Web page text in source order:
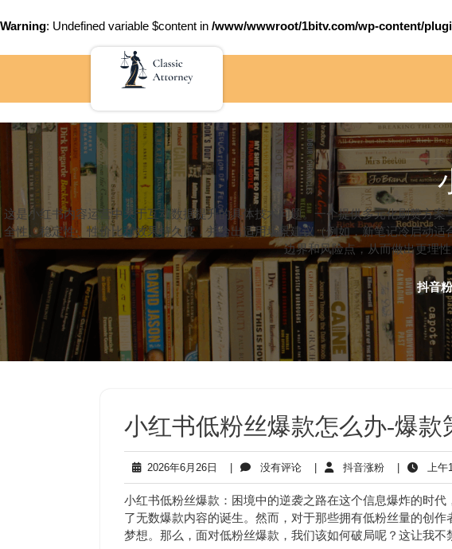
Warning: Undefined variable $content in /www/wwwroot/1bitv.com/wp-content/
这是小红书内容运营中关于互动数据提升的具体技术问题。一个提供多元化刷赞方
全性、稳定性、性价比和效果持久度，并给出适用场景建议（例如，新笔记冷启动
边界和风险点，从而做出更理
抖音
小红书低粉丝爆款怎么办-爆款
2026年6月26日
2026
年
6
月
26
日
没有评论没
有
评
论
抖音涨粉抖
音
涨
粉
上午
小红书低粉丝爆款：困境中的逆袭之路在这个信息爆炸的时
了无数爆款内容的诞生。然而，对于那些拥有低粉丝量的创
梦想。那么，面对低粉丝爆款，我们该如何破局呢？这让我